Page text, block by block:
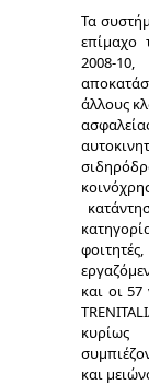
Τα
επίμαχο
2008-
άλλους
και οι
κυρίως
και